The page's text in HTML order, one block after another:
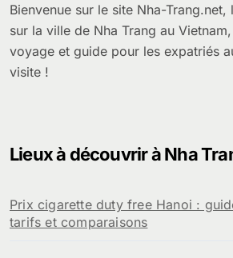
Bienvenue sur le site Nha-
sur la ville de Nha Trang au
voyage et guide pour les expatriés
visite !
Lieux à découvrir à Nha
Prix cigarette duty free Hanoi :
tarifs et comparaisons